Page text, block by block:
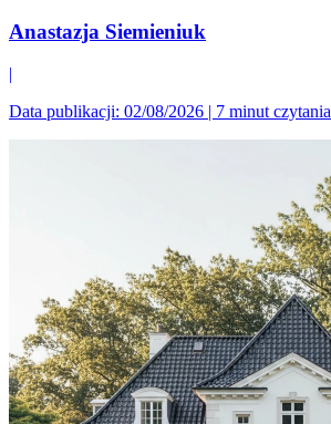
Anastazja Siemieniuk
|
Data publikacji: 02/08/2026 | 7 minut czytania